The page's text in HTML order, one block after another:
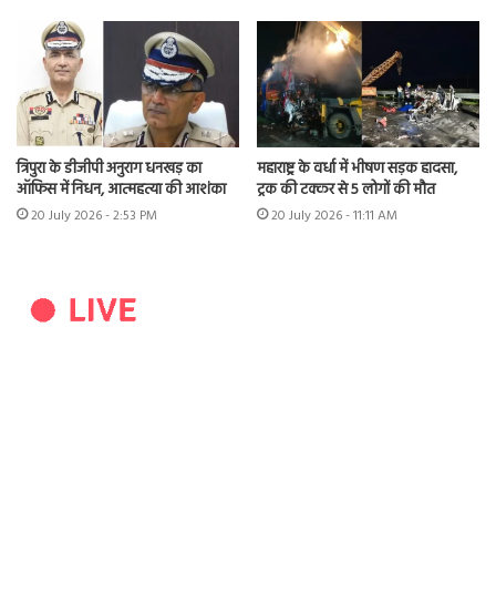
त्रिपुरा के डीजीपी अनुराग धनखड़ का
ऑफिस में निधन, आत्महत्या की आशंका
20 July 2026 - 2:53 PM
महाराष्ट्र के वर्धा में भीषण सड़क हादसा,
ट्रक की टक्कर से 5 लोगों की मौत
20 July 2026 - 11:11 AM